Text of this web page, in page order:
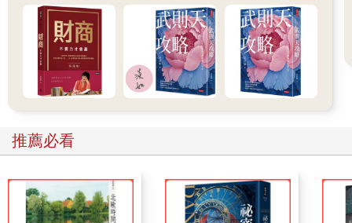
最後，我非常感謝蔡海坪先生在距今八十五年前的旅程中，非常
努力的蓋章、蒐集行李吊牌，讓後世的我們能透過他的集印冊，
來場紙上的日本歷史之旅。
「紀元」兩千六百年的歷史脈絡
蔡海坪的內地視察團適逢紀元兩千六百年，那麼，何為紀元
兩千六百年？它的意義為何？簡單來說，它與神武天皇有關。一
八七二年，明治政府將神武天皇即位的西元前六六〇年定為「紀
本而言，具有特殊的意義，政府將其視為凝聚國民向心力的重要
契機，學者蔡錦堂認為：
推薦必看